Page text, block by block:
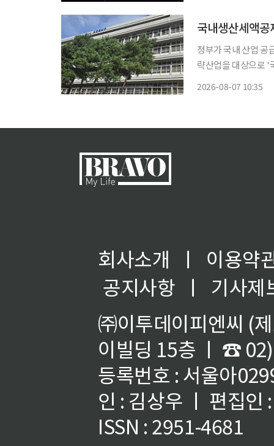
국내생산세액
정부가 국내 산업 공
략산업을 대상으로 '국내생산
2026-08-07 10:35
회사소개 ㅣ
이용약
공지사항
ㅣ
기사제
㈜이투데이피엔씨 (
이빌딩 15층 ㅣ ☎
등록번호 : 서울아
인 : 김상우 ㅣ 편집인
ISSN : 2951-4681